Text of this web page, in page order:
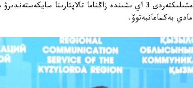
قامتىدى. 13 ىنە انىقتالعان كەمشىلىكتەردى 3 اي ىشىندە زاڭناما
بەكماعانبەتوۆ.